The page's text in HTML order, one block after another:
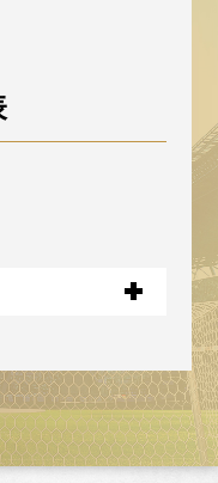
、無効となる